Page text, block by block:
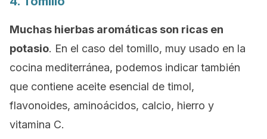
Muchas hierbas aromáticas son ricas en
potasio. En el caso del tomillo, muy usado en la
cocina mediterránea, podemos indicar también
que contiene aceite esencial de timol,
flavonoides, aminoácidos, calcio, hierro y
vitamina C.